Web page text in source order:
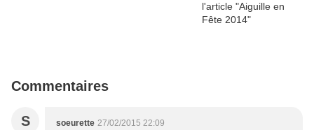
Commentaires
S soeurette 27/02/2015 22:09